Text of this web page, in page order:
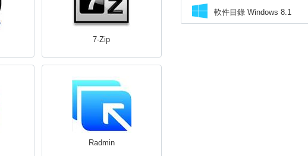
7-Zip
Radmin
軟件目錄 Windows 8.1